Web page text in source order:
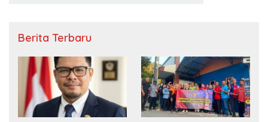
Berita Terbaru